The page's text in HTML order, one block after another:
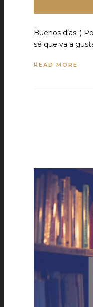
Buenos días :)
sé que va a
READ MORE